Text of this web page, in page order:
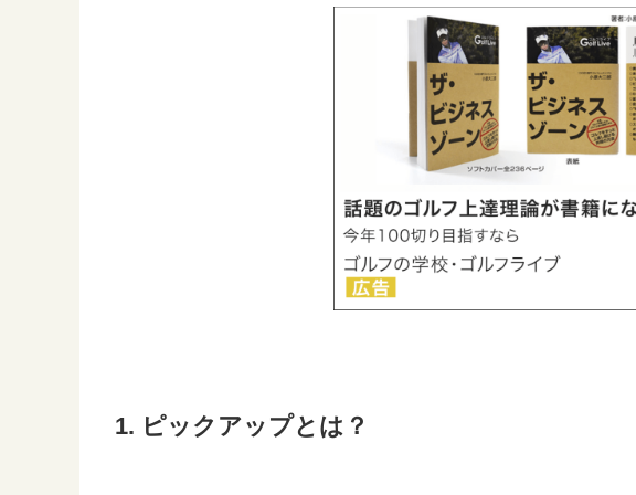
1. ピックアップとは？